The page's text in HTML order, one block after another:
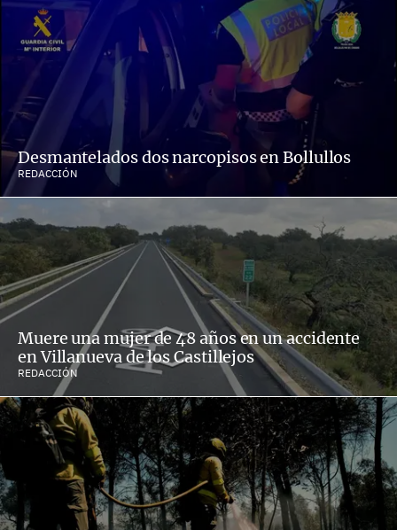
Desmantelados dos narcopisos en Bollullos
REDACCIÓN
Muere una mujer de 48 años en un accidente
en Villanueva de los Castillejos
REDACCIÓN